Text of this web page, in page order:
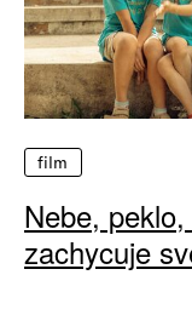
film
Nebe,
zachycuje